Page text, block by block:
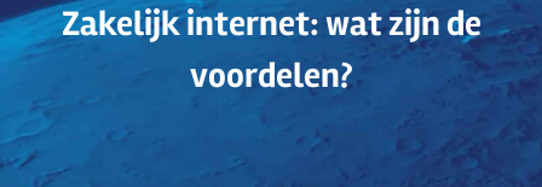
Zakelijk internet: wat zijn de
voordelen?